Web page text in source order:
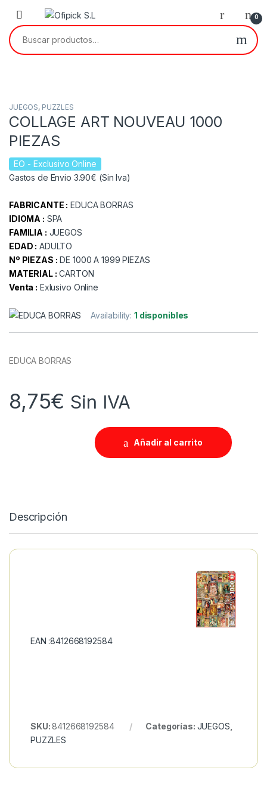
Skip to navigation
Skip to content
0
Buscar por:
JUEGOS, PUZZLES
COLLAGE ART NOUVEAU 1000
PIEZAS
EO - Exclusivo Online
Gastos de Envio 3.90€ (Sin Iva)
FABRICANTE : EDUCA BORRAS
IDIOMA : SPA
FAMILIA : JUEGOS
EDAD : ADULTO
Nº PIEZAS : DE 1000 A 1999 PIEZAS
MATERIAL : CARTON
Venta : Exlusivo Online
Availability:1 disponibles
EDUCA BORRAS
8,75€ Sin IVA
Añadir al carrito
Descripción
EAN :8412668192584
SKU:8412668192584 Categorías: JUEGOS
PUZZLES